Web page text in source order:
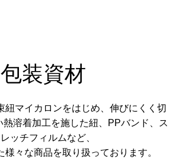
包装資材
紐マイカロンをはじめ、伸びにくく切
熱溶着加工を施した紐、PPバンド、ス
レッチフィルムなど、
様々な商品を取り扱っております。